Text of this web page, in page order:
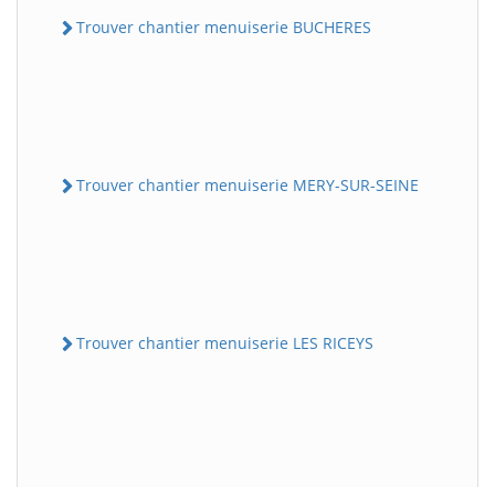
Trouver chantier menuiserie BUCHERES
Trouver chantier menuiserie MERY-SUR-SEINE
Trouver chantier menuiserie LES RICEYS